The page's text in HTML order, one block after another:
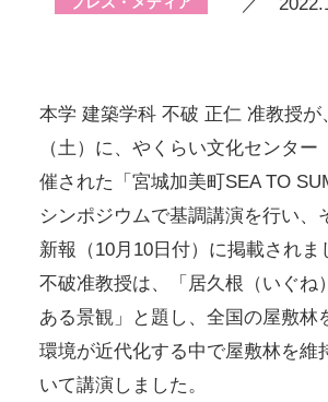
本学 建築学科 不破 正仁 准教授が
（土）に、やくらい文化センター
催された「宮城加美町SEA TO
シンポジウムで基調講演を行い、
新報（10月10日付）に掲載されま
不破准教授は、「居久根（いぐね
ある景観」と題し、全国の屋敷林
環境が近代化する中で屋敷林を維
いて講演しました。